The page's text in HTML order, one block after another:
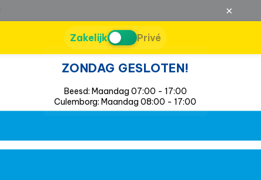
×
Zakelijk Privé
ZONDAG GESLOTEN!
Beesd: Maandag 07:00 - 17:00
Culemborg: Maandag 08:00 - 17:00